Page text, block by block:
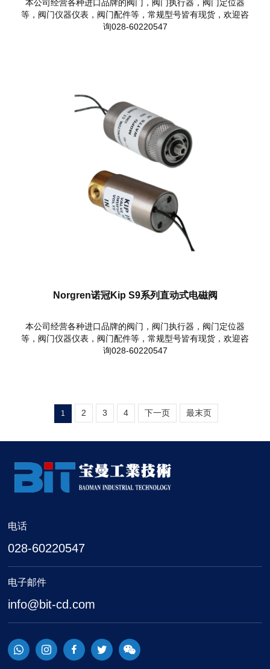
本公司经营各种进口品牌的阀门，阀门执行器，阀门定位器
等，阀门仪器仪表，阀门配件等，常规型号皆有现货，欢迎咨
询028-60220547
Norgren诺冠Kip S9系列直动式电磁阀
本公司经营各种进口品牌的阀门，阀门执行器，阀门定位器
等，阀门仪器仪表，阀门配件等，常规型号皆有现货，欢迎咨
询028-60220547
1 2 3 4 下一页 最末页
电话
028-60220547
电子邮件
info@bit-cd.com